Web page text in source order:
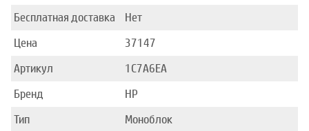
Бесплатная доставка
Нет
Цена
37147
Артикул
1C7A6EA
Бренд
HP
Тип
Моноблок